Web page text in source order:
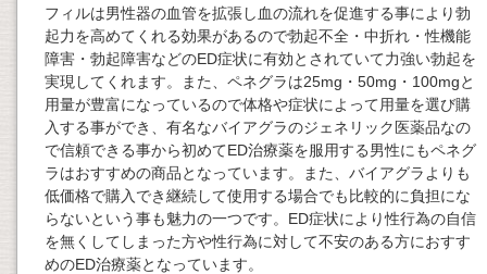
フィルは男性器の血管を拡張し血の流れを促進する事により勃
起力を高めてくれる効果があるので勃起不全・中折れ・性機能
障害・勃起障害などのED症状に有効とされていて力強い勃起を
実現してくれます。また、ペネグラは25mg・50mg・100mgと
用量が豊富になっているので体格や症状によって用量を選び購
入する事ができ、有名なバイアグラのジェネリック医薬品なの
で信頼できる事から初めてED治療薬を服用する男性にもペネグ
ラはおすすめの商品となっています。また、バイアグラよりも
低価格で購入でき継続して使用する場合でも比較的に負担にな
らないという事も魅力の一つです。ED症状により性行為の自信
を無くしてしまった方や性行為に対して不安のある方におすす
めのED治療薬となっています。